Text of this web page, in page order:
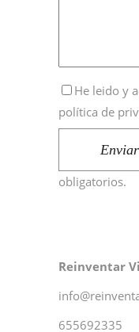
He leido y
política de
Enviar
obligatorios.
Reinventar
655692335